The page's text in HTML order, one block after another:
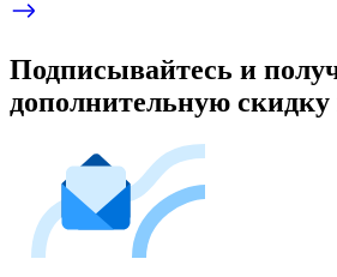
Подписывайтесь и
дополнительную